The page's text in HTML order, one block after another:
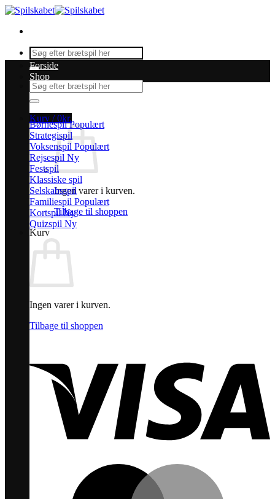
Fortsæt
indhold
Søg
efter:
Søg
efter:
Kurv /0kr.
Ingen varer i kurven.
Tilbage til shoppen
Kurv
Ingen varer i kurven.
Tilbage til shoppen
Forside
Shop
Børnespil
Strategispil
Voksenspil
Rejsespil
Festspil
Klassiske spil
Selskabsspil
Familiespil
Kortspil
Quizspil